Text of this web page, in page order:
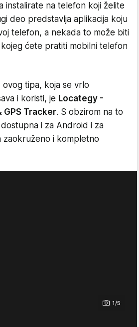
instalirate na telefon koji želite
deo predstavlja aplikacija koju
telefon, a nekada to može biti
ćete pratiti mobilni telefon
tipa, koja se vrlo
i koristi, je Locategy -
GPS Tracker. S obzirom na to
i za Android i za
zaokruženo i kompletno
1/5